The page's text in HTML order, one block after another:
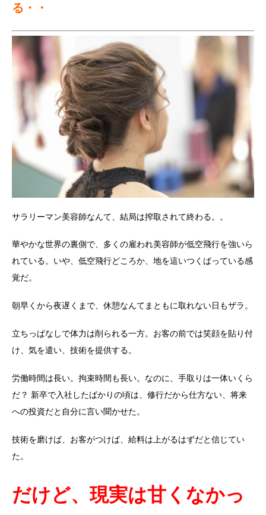
る・・
サラリーマン美容師なんて、結局は搾取されて終わる。。
華やかな世界の裏側で、多くの雇われ美容師が低空飛行を強いら
れている。いや、低空飛行どころか、地を這いつくばっている感
覚だ。
朝早くから夜遅くまで、休憩なんてまともに取れない日もザラ。
立ちっぱなしで体力は削られる一方。お客の前では笑顔を貼り付
け、気を遣い、技術を提供する。
労働時間は長い。拘束時間も長い。なのに、手取りは一体いくら
だ？ 新卒で入社したばかりの頃は、修行だから仕方ない、将来
への投資だと自分に言い聞かせた。
技術を磨けば、お客がつけば、給料は上がるはずだと信じてい
た。
だけど、現実は甘くなかっ